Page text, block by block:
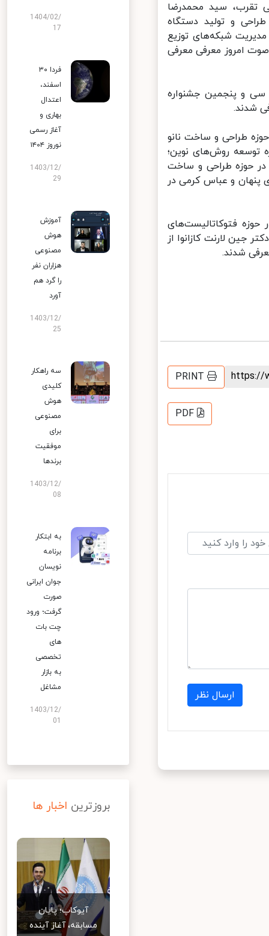
تقرب، سید محمدرضا
و تولید دستگاه
شبکه‌های توزیع
امروز معرفی معرفی
و پنجمین جشنواره
شدند.
طراحی و ساخت نانو
توسعه روش‌های نوین؛
حوزه طراحی و ساخت
پنهان و عباس کرمی در
فتوکاتالیست‌های
جین لارنت کازانوا از
شدند.
PRINT
PDF
ارسال نظر
1404/02/
17
فردا ۳۰
اسفند،
اعتدال
بهاری و
آغاز رسمی
نوروز ۱۴۰۴
1403/12/
29
آموزش
هوش
مصنوعی
هزاران نفر
را گرد هم
آورد
1403/12/
25
سه راهکار
کلیدی
هوش
مصنوعی
برای
موفقیت
برندها
1403/12/
08
به ابتکار
برنامه
نویسان
جوان ایرانی
صورت
گرفت؛ ورود
چت بات
های
تخصصی
به بازار
مشاغل
1403/12/
بروزترین اخبار ها
آیوکاپ؛ پایان
مسابقه، آغاز آینده